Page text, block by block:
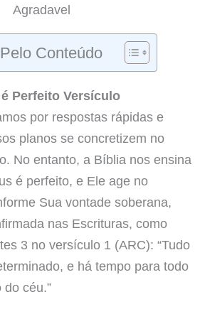
Agradavel
Conteúdo
Perfeito Versículo
por respostas rápidas e
planos se concretizem no
No entanto, a Bíblia nos ensina
é perfeito, e Ele age no
Sua vontade soberana,
nas Escrituras, como
3 no versículo 1 (ARC): “Tudo
e há tempo para todo
céu.”